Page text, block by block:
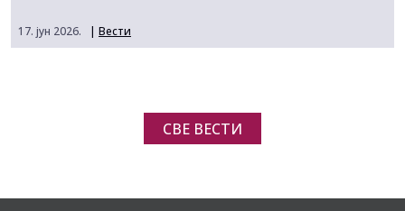
17. јун 2026. | Вести
СВЕ ВЕСТИ